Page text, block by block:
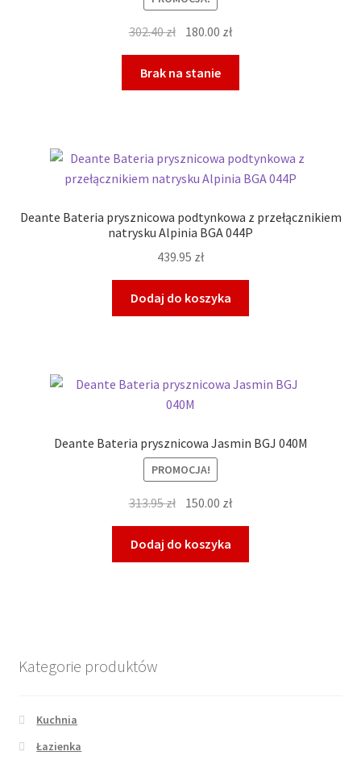
302.40zł Pierwotna
wynosiła:
302.40 zł.
180.00 złAktualna
180.00 zł.
Brak na stanie
Deante Bateria prysznicowa podtynkowa z przełącznikiem
natrysku Alpinia BGA 044P
439.95 zł
Dodaj do koszyka
Deante Bateria prysznicowa Jasmin BGJ 040M
PROMOCJA!
313.95zł Pierwotna
wynosiła:
313.95 zł.
150.00 złAktualna
150.00 zł.
Dodaj do koszyka
Kategorie produktów
Kuchnia
Łazienka